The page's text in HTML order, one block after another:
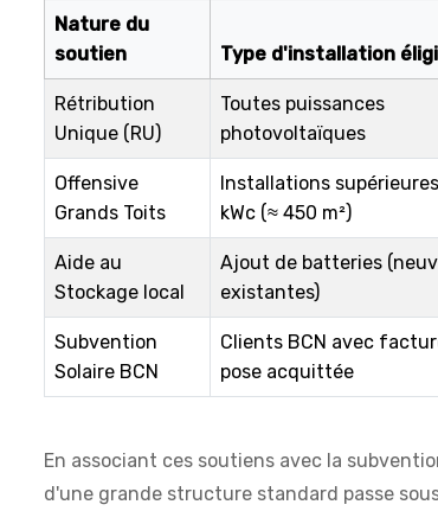
Nature du
soutien
Type d'installation
Rétribution
Unique (RU)
Toutes puissances
photovoltaïques
Offensive
Grands Toits
Installations
kWc (≈ 450 m²)
Aide au
Stockage local
Ajout de batteries
existantes)
Subvention
Solaire BCN
Clients BCN avec
pose acquittée
En associant ces soutiens avec la
d'une grande structure standard passe